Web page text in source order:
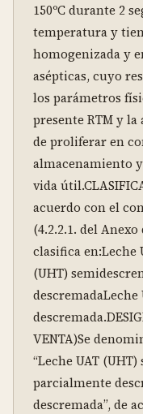
150ºC durante 2
temperatura y
homogenizada y
asépticas, cuyo
los parámetros
presente RTM y la
de proliferar en
almacenamiento
vida
acuerdo con el
(4.2.2.1. del
clasifica en:Leche
(UHT)
descremadaLeche
VENTA)Se
“Leche UAT
parcialmente
descremada”, de